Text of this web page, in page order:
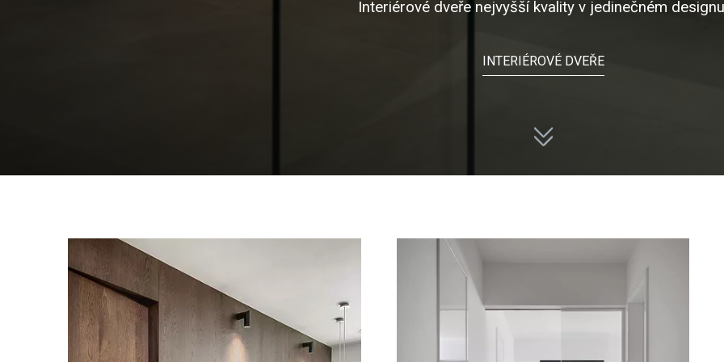
Interiérové dveře nejvyšší kvality v jedinečném
INTERIÉROVÉ DVEŘE